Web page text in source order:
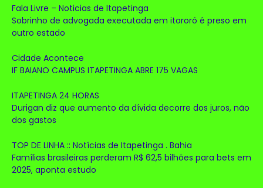
Fala Livre – Noticias de Itapetinga
Sobrinho de advogada executada em itororó é preso em
outro estado
Cidade Acontece
IF BAIANO CAMPUS ITAPETINGA ABRE 175 VAGAS
ITAPETINGA 24 HORAS
Durigan diz que aumento da dívida decorre dos juros, não
dos gastos
TOP DE LINHA :: Notícias de Itapetinga . Bahia
Famílias brasileiras perderam R$ 62,5 bilhões para bets em
2025, aponta estudo